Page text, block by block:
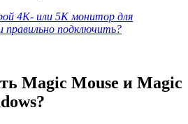
4К- или 5К монитор для
правильно подключить?
Magic Mouse и Magic